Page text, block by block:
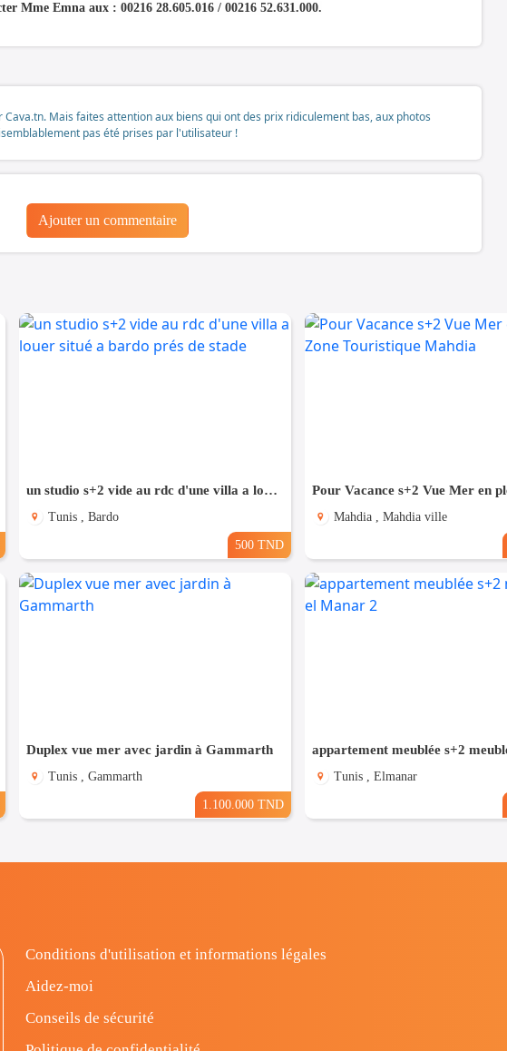
Mme Emna aux : 00216 28.605.016 / 00216 52.631.000.
Mais faites attention aux biens qui ont des prix ridiculement bas, aux photos
pas été prises par l'utilisateur !
Ajouter un commentaire
un studio s+2 vide au rdc d'une villa a louer situé a bardo prés de stade
Tunis , Bardo
500 TND
Mahdia , Mahdia ville
Duplex vue mer avec jardin à Gammarth
Tunis , Gammarth
1.100.000 TND
Tunis , Elmanar
Conditions d'utilisation et informations légales
Aidez-moi
Conseils de sécurité